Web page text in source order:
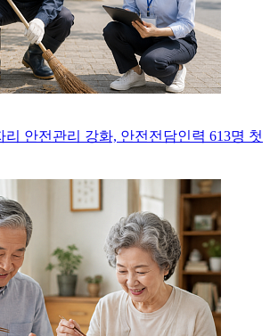
리 안전관리 강화, 안전전담인력 613명 첫